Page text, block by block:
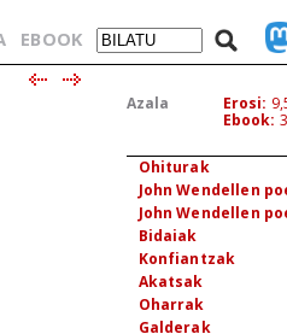
EBOOK
Azala Erosi:
Ebook:
Emakume bat eta
Deitorea stanley
Bidaiak
Aurpegiak - VII
Ohiturak
John Wendellen
John Wendellen
Bidaiak
Konfiantzak
Akatsak
Oharrak
Galderak